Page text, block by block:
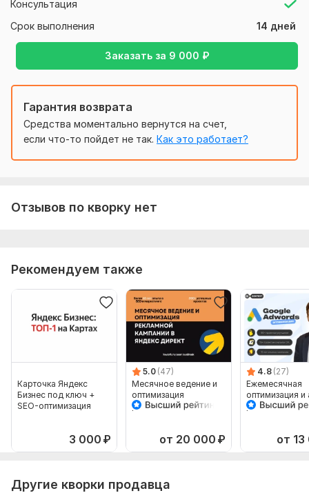
Консультация
Срок выполнения
14 дней
Заказать за 9 000 ₽
аналитики (если нужно)
Как результат: снижение цены лида (CPL) и рост
числа заявок при том же бюджете.
На связи каждый день с 16 до 20 по мск (включая
выходные).
Нужно для заказа:
URL-адрес сайта
Регион(ы) показа
Планируемый бюджет на рекламную кампанию
Для РСЯ: изображения (требования к изображениям
Тип: Аудит и оптимизация
Гарантия возврата
Средства моментально вернутся на счет,
если что-то пойдет не так. Как это работает?
Отзывов по кворку нет
Рекомендуем также
Карточка Яндекс
Бизнес под ключ +
SEO-оптимизация
3 000 ₽
5.0 (47)
Месячное ведение и
оптимизация
рекламной кампании в
от 20 000 ₽
4.8 (27)
Ежемесячная
оптимизация и
рекламных
от
Другие кворки продавца